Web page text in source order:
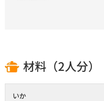
材料（2人分）
いか